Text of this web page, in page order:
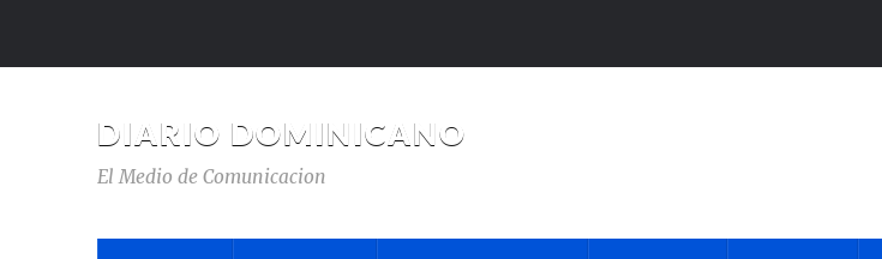
DIARIO DOMINICANO
El Medio de Comunicacion